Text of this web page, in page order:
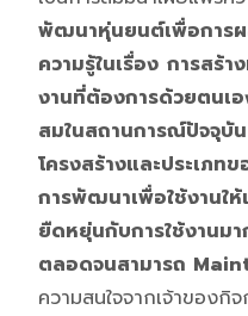
พัฒนาหุ่นยนต์เพื่อการ
ความรู้ในเรื่อง การสร้
งานที่ต้องการด้วยตนเ
สมในสถานการณ์ปัจจุ
โครงสร้างและประเภ
การพัฒนาเพื่อใช้งานให้
ยืดหยุ่นกับการใช้งา
ตลอดจนสามารถ
ความสนใจจากเจ้าของ